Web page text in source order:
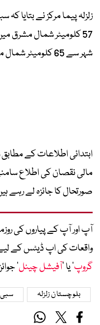
زلزلہ پیما مرکز نے بتایا
57 کلومیٹر شمال مشرق
شہر سے 65 کلومیٹر شمال مشرق میں واقع تھا۔
ابتدائی اطلاعات کے
مالی نقصان کی اطلاع
صورتحال کا جائزہ لے رہے
آپ اور آپ کے پیاروں کی
واقعات کی اپ ڈیٹس کے لیے
گروپ‘ یا ’آفیشل چینل‘
بلوچستان زلزلہ سبی